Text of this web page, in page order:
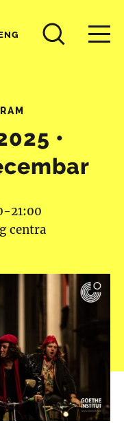
•
21:00
centra